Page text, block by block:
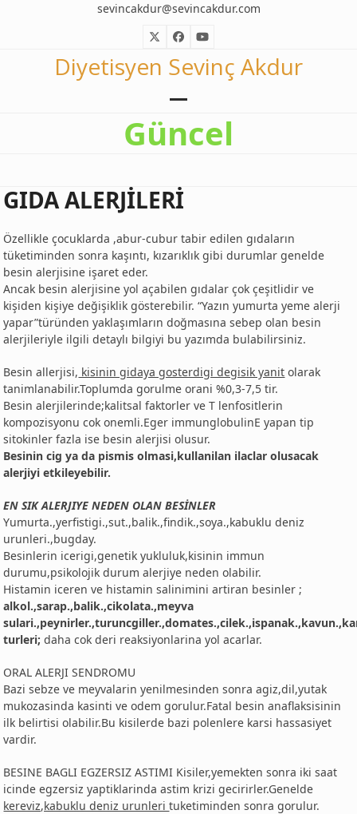
sevincakdur@sevincakdur.com
TwitterFacebookYouTube
Diyetisyen Sevinç Akdur
mobile
mobile
Güncel
GIDA ALERJİLERİ
Özellikle çocuklarda ,abur-cubur tabir edilen gıdaların
tüketiminden sonra kaşıntı, kızarıklık gibi durumlar genelde
besin alerjisine işaret eder.
Ancak besin alerjisine yol açabilen gıdalar çok çeşitlidir ve
kişiden kişiye değişiklik gösterebilir. “Yazın yumurta yeme alerji
yapar”türünden yaklaşımların doğmasına sebep olan besin
alerjileriyle ilgili detaylı bilgiyi bu yazımda bulabilirsiniz.
Besin allerjisi, kisinin gidaya gosterdigi degisik yanit olarak
tanimlanabilir.Toplumda gorulme orani %0,3-7,5 tir.
Besin alerjilerinde;kalitsal faktorler ve T lenfositlerin
kompozisyonu cok onemli.Eger immunglobulinE yapan tip
sitokinler fazla ise besin alerjisi olusur.
Besinin cig ya da pismis olmasi,kullanilan ilaclar olusacak
alerjiyi etkileyebilir.
EN SIK ALERJIYE NEDEN OLAN BESİNLER
Yumurta.,yerfistigi.,sut.,balik.,findik.,soya.,kabuklu deniz
urunleri.,bugday.
Besinlerin icerigi,genetik yukluluk,kisinin immun
durumu,psikolojik durum alerjiye neden olabilir.
Histamin iceren ve histamin salinimini artiran besinler ;
alkol.,sarap.,balik.,cikolata.,meyva
turleri; daha cok deri reaksiyonlarina yol acarlar.
ORAL ALERJI SENDROMU
Bazi sebze ve meyvalarin yenilmesinden sonra agiz,dil,yutak
mukozasinda kasinti ve odem gorulur.Fatal besin anaflaksisinin
ilk belirtisi olabilir.Bu kisilerde bazi polenlere karsi hassasiyet
vardir.
BESINE BAGLI EGZERSIZ ASTIMI Kisiler,yemekten sonra iki saat
icinde egzersiz yaptiklarinda astim krizi gecirirler.Genelde
kereviz,kabuklu deniz urunlerituketiminden sonra gorulur.